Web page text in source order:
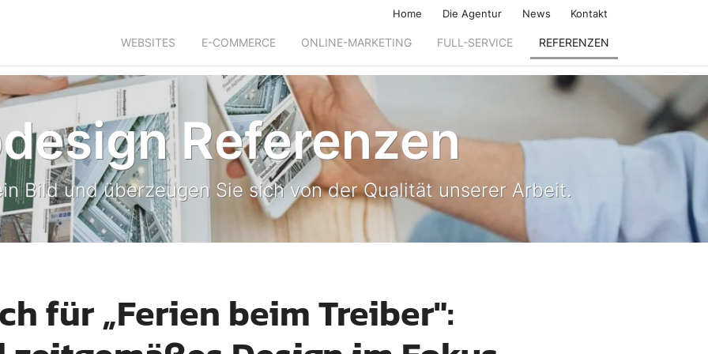
Home Die Agentur News Kontakt
WEBSITES E-COMMERCE ONLINE-MARKETING FULL-SERVICE REFERENZEN
Referenzen
Bild und überzeugen Sie sich von der Qualität unserer Arbeit.
für „Ferien beim Treiber":